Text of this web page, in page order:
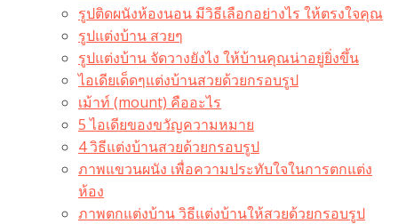
รูปติดผนังห้องนอน มีวิธีเลือกอย่างไร ให้ตรงใจคุณ
รูปแต่งบ้าน สวยๆ
รูปแต่งบ้าน จัดวางยังไง ให้บ้านคุณน่าอยู่ยิ่งขึ้น
ไอเดียเด็ดๆแต่งบ้านสวยด้วยกรอบรูป
เม้าท์ (mount) คืออะไร​
5 ไอเดียของขวัญความหมาย
4 วิธีแต่งบ้านสวยด้วยกรอบรูป
ภาพแขวนผนัง เพื่อความประทับใจในการตกแต่ง
ห้อง
ภาพตกแต่งบ้าน วิธีแต่งบ้านให้สวยด้วยกรอบรูป